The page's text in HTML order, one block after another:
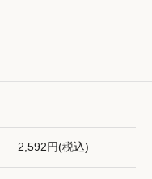
2,592円(税込)